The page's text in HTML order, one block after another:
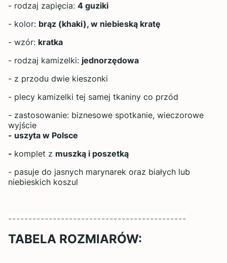
- rodzaj zapięcia: 4 guziki
- kolor: brąz (khaki), w niebieską kratę
- wzór: kratka
- rodzaj kamizelki: jednorzędowa
- z przodu dwie kieszonki
- plecy kamizelki tej samej tkaniny co przód
- zastosowanie: biznesowe spotkanie, wieczorowe
wyjście
- uszyta w Polsce
- komplet z muszką i poszetką
- pasuje do jasnych marynarek oraz białych lub
niebieskich koszul
--------------------------------------------
TABELA ROZMIARÓW: